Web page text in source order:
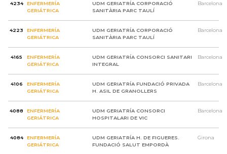
4234
ENFERMERÍA
GERIÁTRICA
UDM GERIATRÍA CORPORACIÓ
SANITÀRIA PARC TAULÍ
Barcelona
4223
ENFERMERÍA
GERIÁTRICA
UDM GERIATRÍA CORPORACIÓ
SANITÀRIA PARC TAULÍ
Barcelona
4165
ENFERMERÍA
GERIÁTRICA
UDM GERIATRÍA CONSORCI SANITARI
INTEGRAL
Barcelona
4106
ENFERMERÍA
GERIÁTRICA
UDM GERIATRÍA FUNDACIÓ PRIVADA
H. ASIL DE GRANOLLERS
Barcelona
4088
ENFERMERÍA
GERIÁTRICA
UDM GERIATRÍA CONSORCI
HOSPITALARI DE VIC
Barcelona
4084
ENFERMERÍA
GERIÁTRICA
UDM GERIATRÍA H. DE FIGUERES.
FUNDACIÓ SALUT EMPORDÀ
Girona